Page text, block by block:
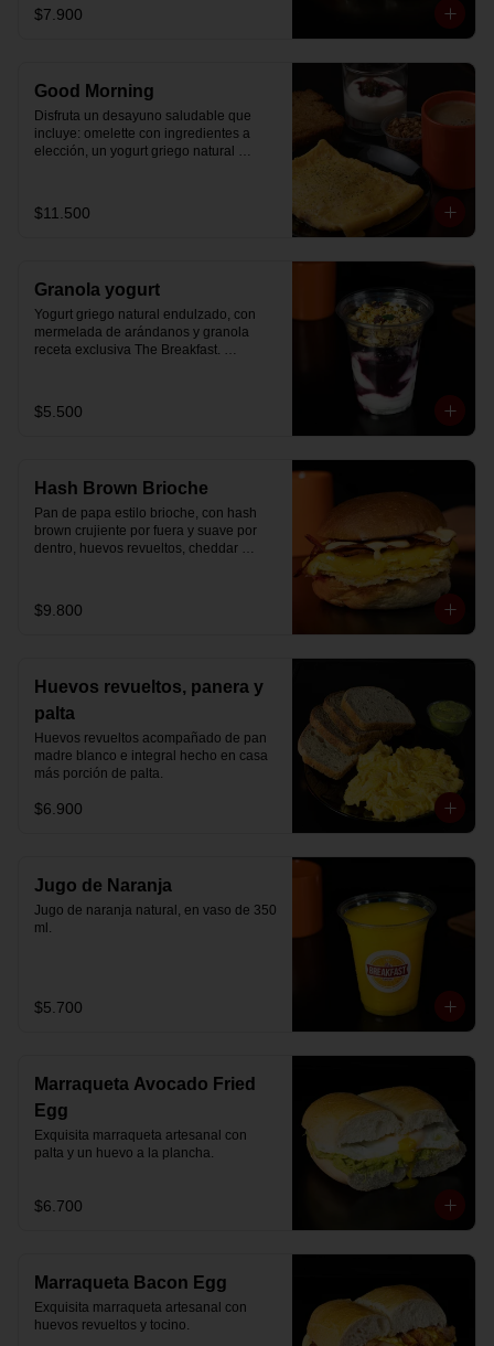
$7.900
Good Morning
Disfruta un desayuno saludable que
incluye: omelette con ingredientes a
elección, un yogurt griego natural
Breakfast y granola (endulzada con
miel), más un café o té a elección y un
$11.500
Granola yogurt
Yogurt griego natural endulzado, con
mermelada de arándanos y granola
receta exclusiva The Breakfast.
$5.500
Hash Brown Brioche
Pan de papa estilo brioche, con hash
brown crujiente por fuera y suave por
dentro, huevos revueltos, cheddar
partir el día en modo desayuno buffet.
$9.800
Huevos revueltos, panera y
palta
Huevos revueltos acompañado de pan
madre blanco e integral hecho en casa
más porción de palta.
$6.900
Jugo de Naranja
Jugo de naranja natural, en vaso de 350
ml.
$5.700
Marraqueta Avocado Fried
Egg
Exquisita marraqueta artesanal con
palta y un huevo a la plancha.
$6.700
Marraqueta Bacon Egg
Exquisita marraqueta artesanal con
huevos revueltos y tocino.